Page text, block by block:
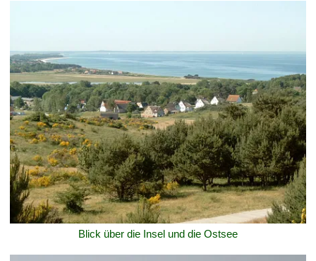
Blick über die Insel und die Ostsee